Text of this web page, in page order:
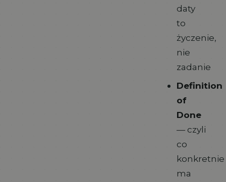
daty
to
życzenie,
nie
zadanie
Definition
of
Done
— czyli
co
konkretnie
ma